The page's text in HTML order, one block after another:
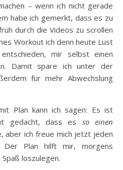
– wenn ich nicht gerade
habe ich gemerkt, dass es zu
durch die Videos zu scrollen
Workout ich denn heute Lust
mir selbst einen
Damit spare ich unter der
für mehr Abwechslung
Plan kann ich sagen: Es ist
gedacht, dass es so einen
aber ich freue mich jetzt jeden
Der Plan hilft mir, morgens
loszulegen.